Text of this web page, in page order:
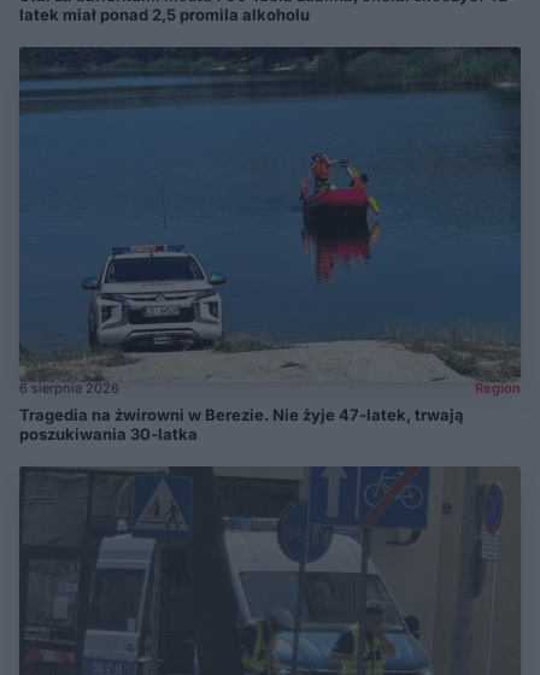
latek miał ponad 2,5 promila alkoholu
6 sierpnia 2026 Region
Tragedia na żwirowni w Berezie. Nie żyje 47-latek, trwają
poszukiwania 30-latka